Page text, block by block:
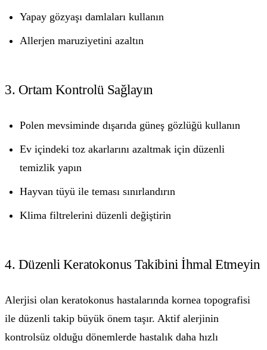
Yapay gözyaşı damlaları kullanın
Allerjen maruziyetini azaltın
3. Ortam Kontrolü Sağlayın
Polen mevsiminde dışarıda güneş gözlüğü kullanın
Ev içindeki toz akarlarını azaltmak için düzenli
temizlik yapın
Hayvan tüyü ile teması sınırlandırın
Klima filtrelerini düzenli değiştirin
4. Düzenli Keratokonus Takibini İhmal Etmeyin
Alerjisi olan keratokonus hastalarında kornea topografisi
ile düzenli takip büyük önem taşır. Aktif alerjinin
kontrolsüz olduğu dönemlerde hastalık daha hızlı